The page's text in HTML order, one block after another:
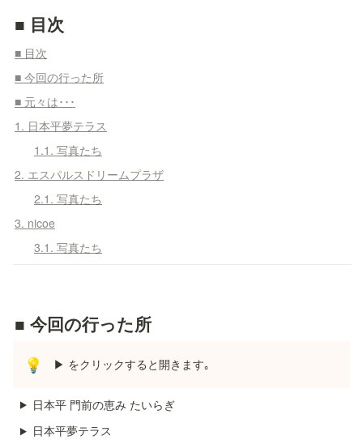
■ 目次
■ 目次
■ 今回の行った所
■ 元々は･･･
1. 日本平夢テラス
1.1. 写真たち
2. エスパルスドリームプラザ
2.1. 写真たち
3. nicoe
3.1. 写真たち
■ 今回の行った所
💡 ▶ をクリックすると開きます｡
日本平 門前の恵み たいらぎ
日本平夢テラス